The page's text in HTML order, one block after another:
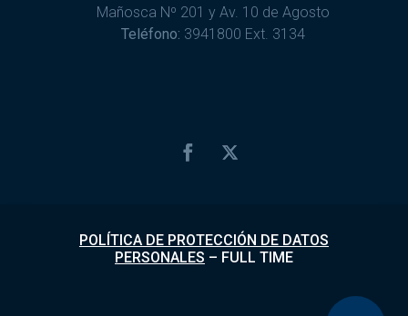
Mañosca Nº 201 y Av. 10 de Agosto
Teléfono: 3941800 Ext. 3134
POLÍTICA DE PROTECCIÓN DE DATOS
PERSONALES – FULL TIME